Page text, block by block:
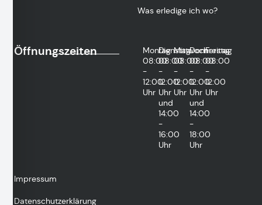
Was erledige ich wo?
Öffnungszeiten
Montag
08:00
-
12:00
Uhr
Dienstag
08:00
-
12:00
Uhr
und
14:00
-
16:00
Uhr
Mittwoch
08:00
-
12:00
Uhr
Donnerstag
08:00
-
12:00
Uhr
und
14:00
-
18:00
Uhr
Freitag
08:00
-
12:00
Uhr
Impressum
Datenschutzerklärung